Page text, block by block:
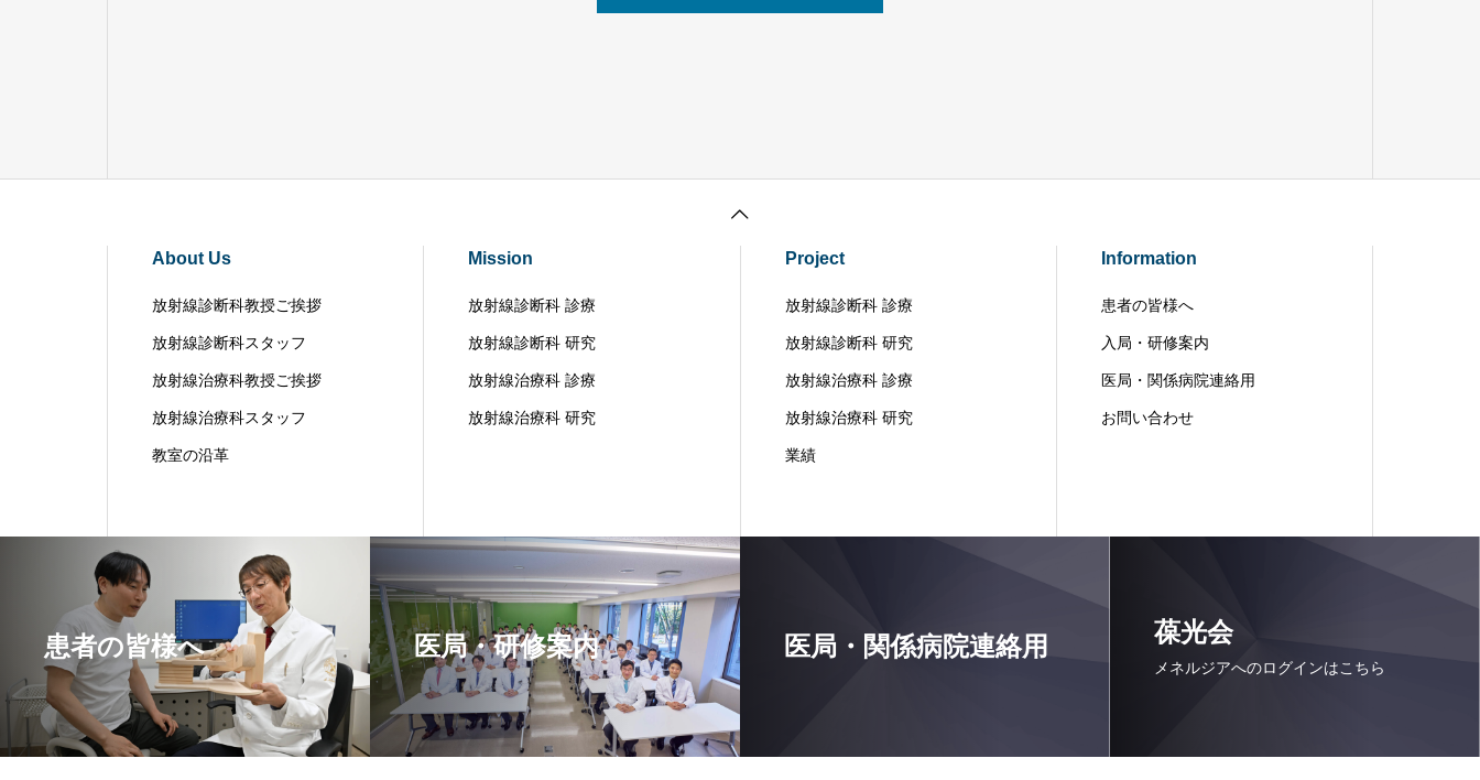
About Us
放射線診断科教授ご挨拶
放射線診断科スタッフ
放射線治療科教授ご挨拶
放射線治療科スタッフ
教室の沿革
Mission
放射線診断科 診療
放射線診断科 研究
放射線治療科 診療
放射線治療科 研究
Project
放射線診断科 診療
放射線診断科 研究
放射線治療科 診療
放射線治療科 研究
業績
Information
患者の皆様へ
入局・研修案内
医局・関係病院連絡用
お問い合わせ
患者の皆様へ 医局・研修案内 医局・関係病院連絡用 葆光会
メネルジアへのログインはこちら